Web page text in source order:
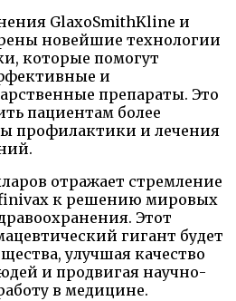
GlaxoSmithKline и
новейшие технологии
которые помогут
и
препараты. Это
пациентам более
профилактики и лечения
отражает стремление
к решению мировых
Этот
гигант будет
улучшая качество
и продвигая научно-
в медицине.